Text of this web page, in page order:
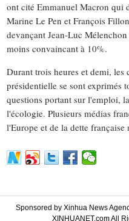
ont cité Emmanuel Macron qui
Marine Le Pen et François
devançant Jean-Luc
moins convaincant à 10%.
Durant trois heures et demi,
présidentielle se sont exprimés
questions portant sur l'emploi,
l'écologie. Plusieurs médias
l'Europe et de la dette française
Sponsored by Xinhua News
XINHUANET.com All